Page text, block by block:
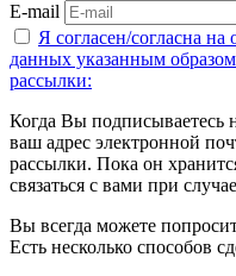
E-mail
Я согласен/согласна на
данных указанным образом
рассылки:
Когда Вы подписываетесь
ваш адрес электронной
рассылки. Пока он
связаться с вами при
Вы всегда можете
Есть несколько способов